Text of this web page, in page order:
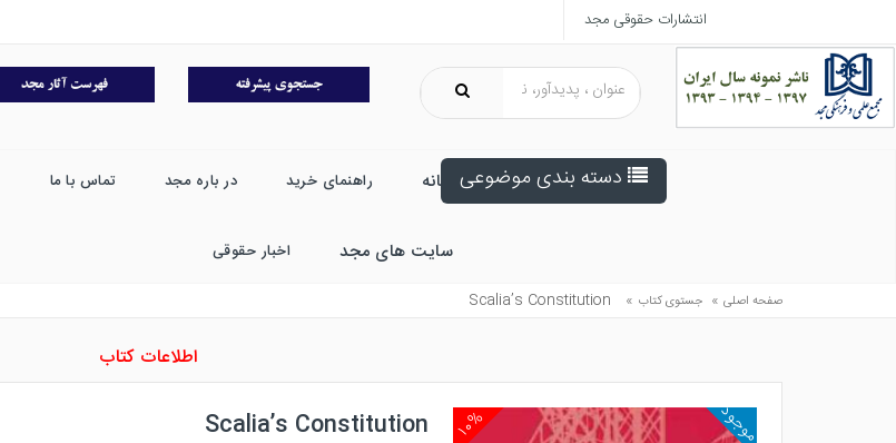
انتشارات حقوقی مجد
دسته بندی موضوعی خانه راهنمای خرید در باره مجد تماس با ما
سایت های مجد اخبار حقوقی
صفحه اصلی » جستوی کتاب »
Scalia’s Constitution
اطلاعات کتاب
۱۰% موجود Scalia’s Constitution